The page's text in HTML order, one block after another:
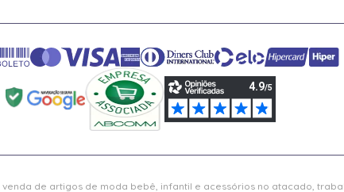
de artigos de moda bebê, infantil e acessórios no atacado,